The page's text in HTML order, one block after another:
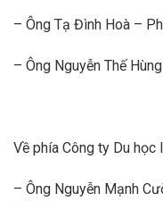
– Ông Tạ Đình Hoà –
– Ông Nguyễn Thế
Về phía Công ty Du học
– Ông Nguyễn Mạnh